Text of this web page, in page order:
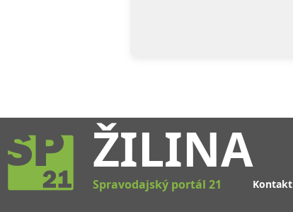
ŽILINA
Spravodajský portál 21 Kontakt